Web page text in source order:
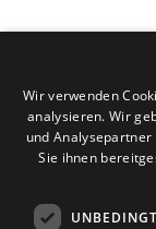
Wir verwenden
analysieren. Wir
und
Sie ihnen